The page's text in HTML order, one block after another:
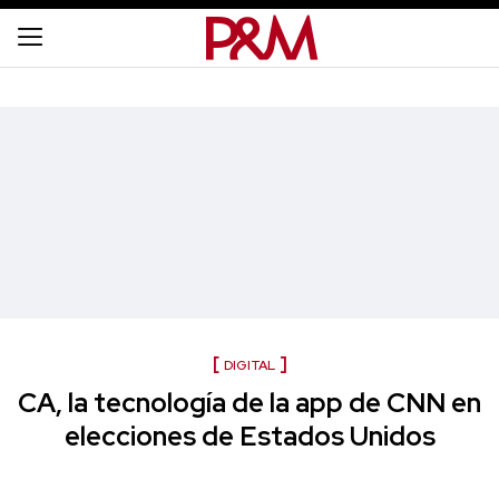
DIGITAL
CA, la tecnología de la app de CNN en
elecciones de Estados Unidos